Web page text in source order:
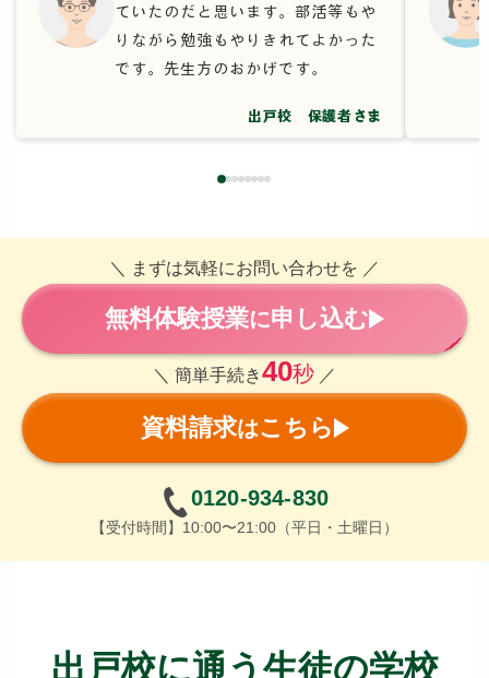
ていたのだと思います。部活等もや
りながら勉強もやりきれてよかった
です。先生方のおかげです。
出戸校 保護者さま
＼ まずは気軽にお問い合わせを ／
無料体験授業に申し込む
＼ 簡単手続き40秒 ／
資料請求はこちら
0120-934-830
【受付時間】10:00〜21:00（平日・土曜日）
出戸校に通う生徒の学校